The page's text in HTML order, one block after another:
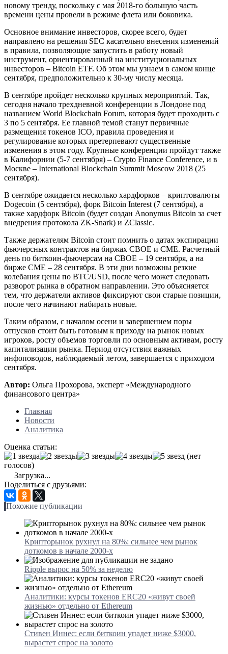
новому тренду, поскольку с мая 2018-го большую часть
времени цены провели в режиме флета или боковика.
Основное внимание инвесторов, скорее всего, будет
направлено на решения SEC касательно внесения изменений
в правила, позволяющие запустить в работу новый
инструмент, ориентированный на институциональных
инвесторов – Bitcoin ETF. Об этом мы узнаем в самом конце
сентября, предположительно к 30-му числу месяца.
В сентябре пройдет несколько крупных мероприятий. Так,
сегодня начало трехдневной конференции в Лондоне под
названием World Blockchain Forum, которая будет проходить с
3 по 5 сентября. Ее главной темой станут первичные
размещения токенов ICO, правила проведения и
регулирование которых претерпевают существенные
изменения в этом году. Крупные конференции пройдут также
в Калифорнии (5-7 сентября) – Crypto Finance Conference, и в
Москве – International Blockchain Summit Moscow 2018 (25
сентября).
В сентябре ожидается несколько хардфорков – криптовалюты
Dogecoin (5 сентября), форк Bitcoin Interest (7 сентября), а
также хардфорк Bitcoin (будет создан Anonymus Bitcoin за счет
внедрения протокола ZK-Snark) и ZClassic.
Также держателям Bitcoin стоит помнить о датах экспирации
фьючерсных контрактов на биржах CBOE и CME. Расчетный
день по биткоин-фьючерсам на CBOE – 19 сентября, а на
бирже CME – 28 сентября. В эти дни возможны резкие
колебания цены по BTC/USD, после чего может следовать
разворот рынка в обратном направлении. Это объясняется
тем, что держатели активов фиксируют свои старые позиции,
после чего начинают набирать новые.
Таким образом, с началом осени и завершением поры
отпусков стоит быть готовым к приходу на рынок новых
игроков, росту объемов торговли по основным активам, росту
капитализации рынка. Период отсутствия важных
инфоповодов, наблюдаемый летом, завершается с приходом
сентября.
Автор: Ольга Прохорова, эксперт «Международного
финансового центра»
Главная
Новости
Аналитика
Оценка статьи:
(нет
голосов)
Загрузка...
Поделиться с друзьями:
Похожие публикации
Крипторынок рухнул на 80%: сильнее чем рынок
доткомов в начале 2000-х
Ripple вырос на 50% за неделю
Аналитики: курсы токенов ERC20 «живут своей
жизнью» отдельно от Ethereum
Стивен Иннес: если биткоин упадет ниже $3000,
вырастет спрос на золото